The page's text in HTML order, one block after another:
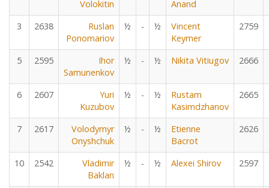
Volokitin
Anand
3
2638
Ruslan
Ponomariov
½ - ½
Vincent
Keymer
2759
5 2595
Ihor
Samunenkov
½ - ½ Nikita Vitiugov 2666
6 2607
Yuri
Kuzubov
½ - ½
Rustam
Kasimdzhanov
2665
7 2617
Volodymyr
Onyshchuk
½ - ½
Etienne
Bacrot
2626
10 2542
Vladimir
Baklan
½ - ½ Alexei Shirov 2597